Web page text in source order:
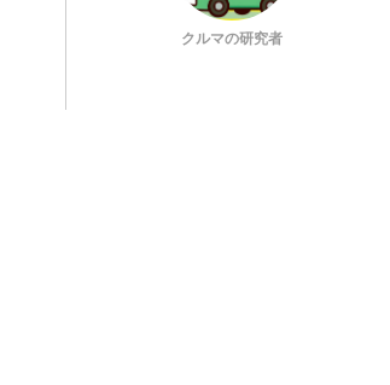
クルマの研究者